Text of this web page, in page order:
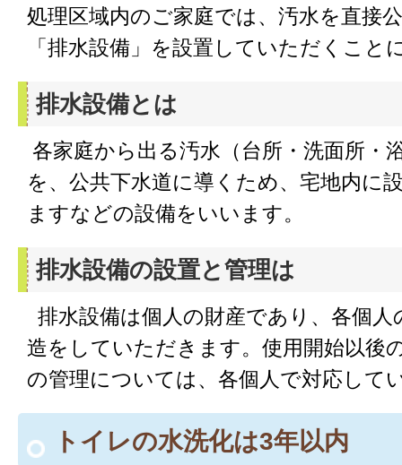
処理区域内のご家庭では、汚水を直接
「排水設備」を設置していただくこと
排水設備とは
各家庭から出る汚水（台所・洗面所・
を、公共下水道に導くため、宅地内に
ますなどの設備をいいます。
排水設備の設置と管理は
排水設備は個人の財産であり、各個
造をしていただきます。使用開始以後
の管理については、各個人で対応して
トイレの水洗化は3年以内